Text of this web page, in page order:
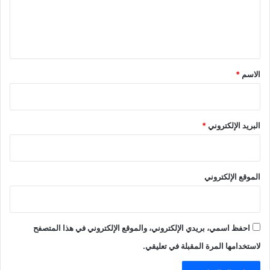
*
الاسم *
البريد الإلكتروني*
الموقع الإلكتروني
احفظ اسمي، بريدي الإلكتروني، والموقع الإلكتروني في هذا المتصفح
لاستخدامها المرة المقبلة في تعليقي.